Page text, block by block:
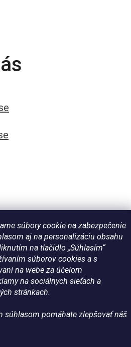
súbory cookie na zabezpečenie
aj na personalizáciu obsahu
na tlačidlo „Súhlasím“
súborov cookies a s
na webe za účelom
na sociálnych sieťach a
stránkach.
súhlasom pomáhate zlepšovať náš
Vytvoril Shoptet
vaše kone - WateHorse.sk
vyhradené.